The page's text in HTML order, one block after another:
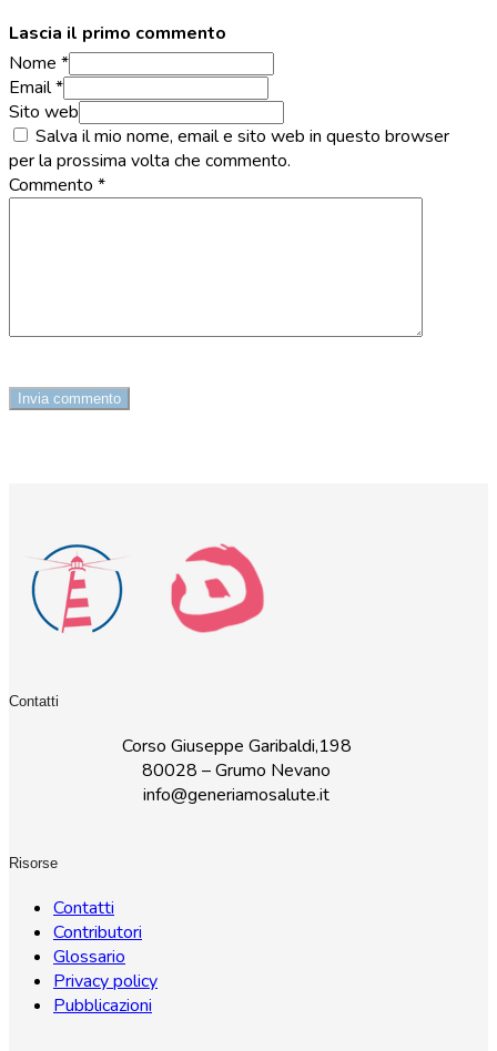
Lascia il primo commento
Nome *
Email *
Sito web
Salva il mio nome, email e sito web in questo browser
per la prossima volta che commento.
Commento *
Contatti
Corso Giuseppe Garibaldi,198
80028 – Grumo Nevano
info@generiamosalute.it
Risorse
Contatti
Contributori
Glossario
Privacy policy
Pubblicazioni